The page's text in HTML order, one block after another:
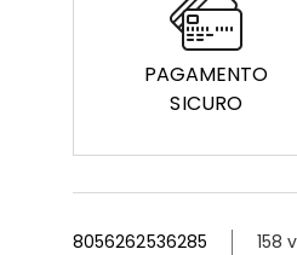
PAGAMENTO
SICURO
8056262536285 158